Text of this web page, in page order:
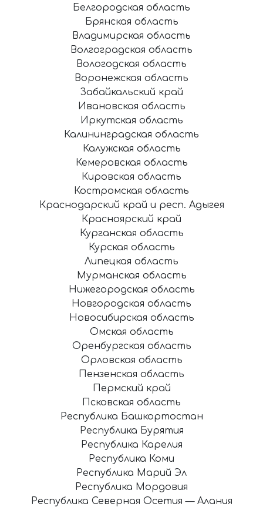
Белгородская область
Брянская область
Владимирская область
Волгоградская область
Вологодская область
Воронежская область
Забайкальский край
Ивановская область
Иркутская область
Калининградская область
Калужская область
Кемеровская область
Кировская область
Костромская область
Краснодарский край и респ. Адыгея
Красноярский край
Курганская область
Курская область
Липецкая область
Мурманская область
Нижегородская область
Новгородская область
Новосибирская область
Омская область
Оренбургская область
Орловская область
Пензенская область
Пермский край
Псковская область
Республика Башкортостан
Республика Бурятия
Республика Карелия
Республика Коми
Республика Марий Эл
Республика Мордовия
Республика Северная Осетия — Алания